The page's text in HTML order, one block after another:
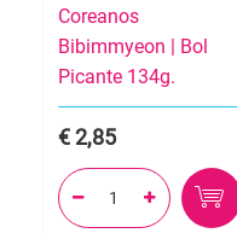
Coreanos
Bibimmyeon | Bol
Picante 134g.
2,85
 